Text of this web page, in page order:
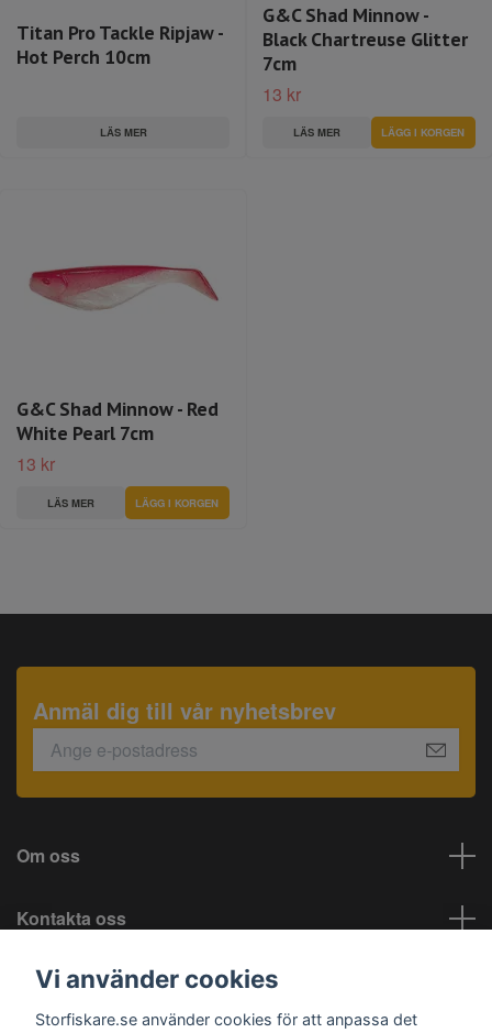
Titan Pro Tackle Ripjaw -
Hot Perch 10cm
LÄS MER
G&C Shad Minnow -
Black Chartreuse Glitter
7cm
13 kr
LÄS MER
G&C Shad Minnow - Red
White Pearl 7cm
13 kr
LÄS MER
Anmäl dig till vår nyhetsbrev
Om oss
Kontakta oss
Information
Vi använder cookies
Storfiskare.se använder cookies för att anpassa det